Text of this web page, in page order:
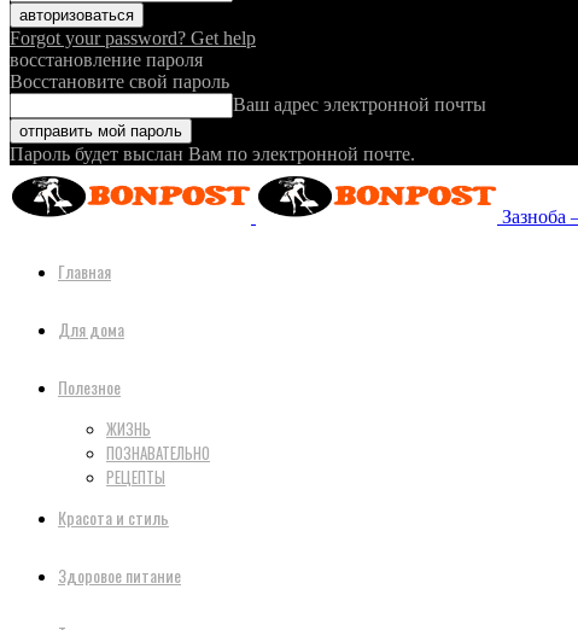
Forgot your password? Get help
восстановление пароля
Восстановите свой пароль
Ваш адрес электронной почты
Пароль будет выслан Вам по электронной почте.
Зазноба
Главная
Для дома
Полезное
ЖИЗНЬ
ПОЗНАВАТЕЛЬНО
РЕЦЕПТЫ
Красота и стиль
Здоровое питание